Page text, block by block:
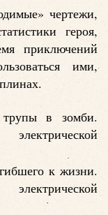
чертежи,
героя,
приключений
ими,
в зомби.
к жизни.